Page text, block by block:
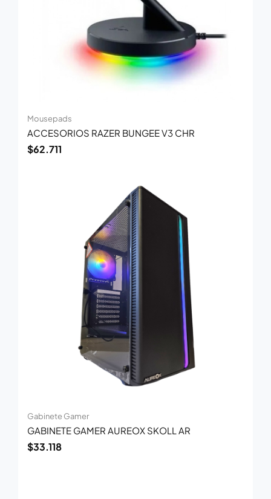
Mousepads
ACCESORIOS RAZER BUNGEE V3 CHR
$62.711
Gabinete Gamer
GABINETE GAMER AUREOX SKOLL AR
$33.118